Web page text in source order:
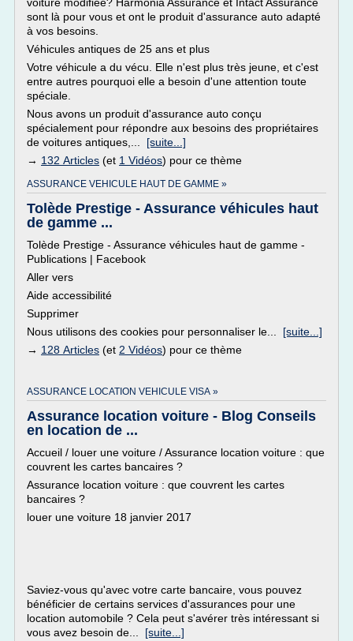
sont là pour vous et ont le produit d'assurance auto adapté
à vos besoins.
Véhicules antiques de 25 ans et plus
Votre véhicule a du vécu. Elle n'est plus très jeune, et c'est
entre autres pourquoi elle a besoin d'une attention toute
spéciale.
Nous avons un produit d'assurance auto conçu
spécialement pour répondre aux besoins des propriétaires
de voitures antiques,... [suite...]
→ 132 Articles (et 1 Vidéos) pour ce thème
ASSURANCE VEHICULE HAUT DE GAMME »
Tolède Prestige - Assurance véhicules haut
de gamme ...
Tolède Prestige - Assurance véhicules haut de gamme -
Publications | Facebook
Aller vers
Aide accessibilité
Supprimer
Nous utilisons des cookies pour personnaliser le... [suite...]
→ 128 Articles (et 2 Vidéos) pour ce thème
ASSURANCE LOCATION VEHICULE VISA »
Assurance location voiture - Blog Conseils
en location de ...
Accueil / louer une voiture / Assurance location voiture : que
couvrent les cartes bancaires ?
Assurance location voiture : que couvrent les cartes
bancaires ?
louer une voiture 18 janvier 2017
Saviez-vous qu'avec votre carte bancaire, vous pouvez
bénéficier de certains services d'assurances pour une
location automobile ? Cela peut s'avérer très intéressant si
vous avez besoin de... [suite...]